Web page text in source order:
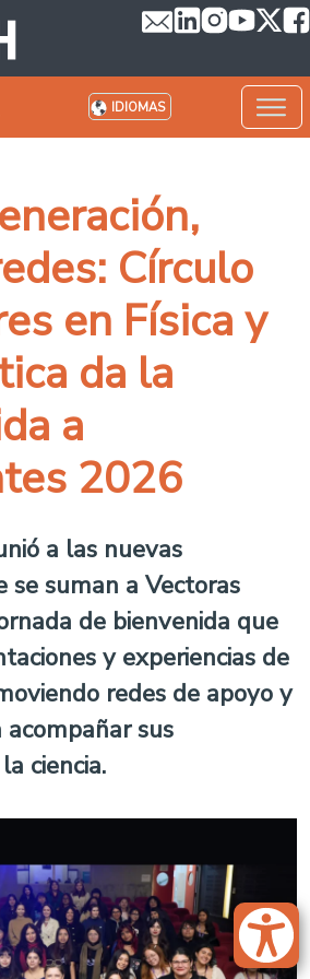
IDIOMAS
Círculo
en Física y
da la
a
2026
a las nuevas
se suman a Vectoras
de bienvenida que
y experiencias de
redes de apoyo y
sus
ciencia.